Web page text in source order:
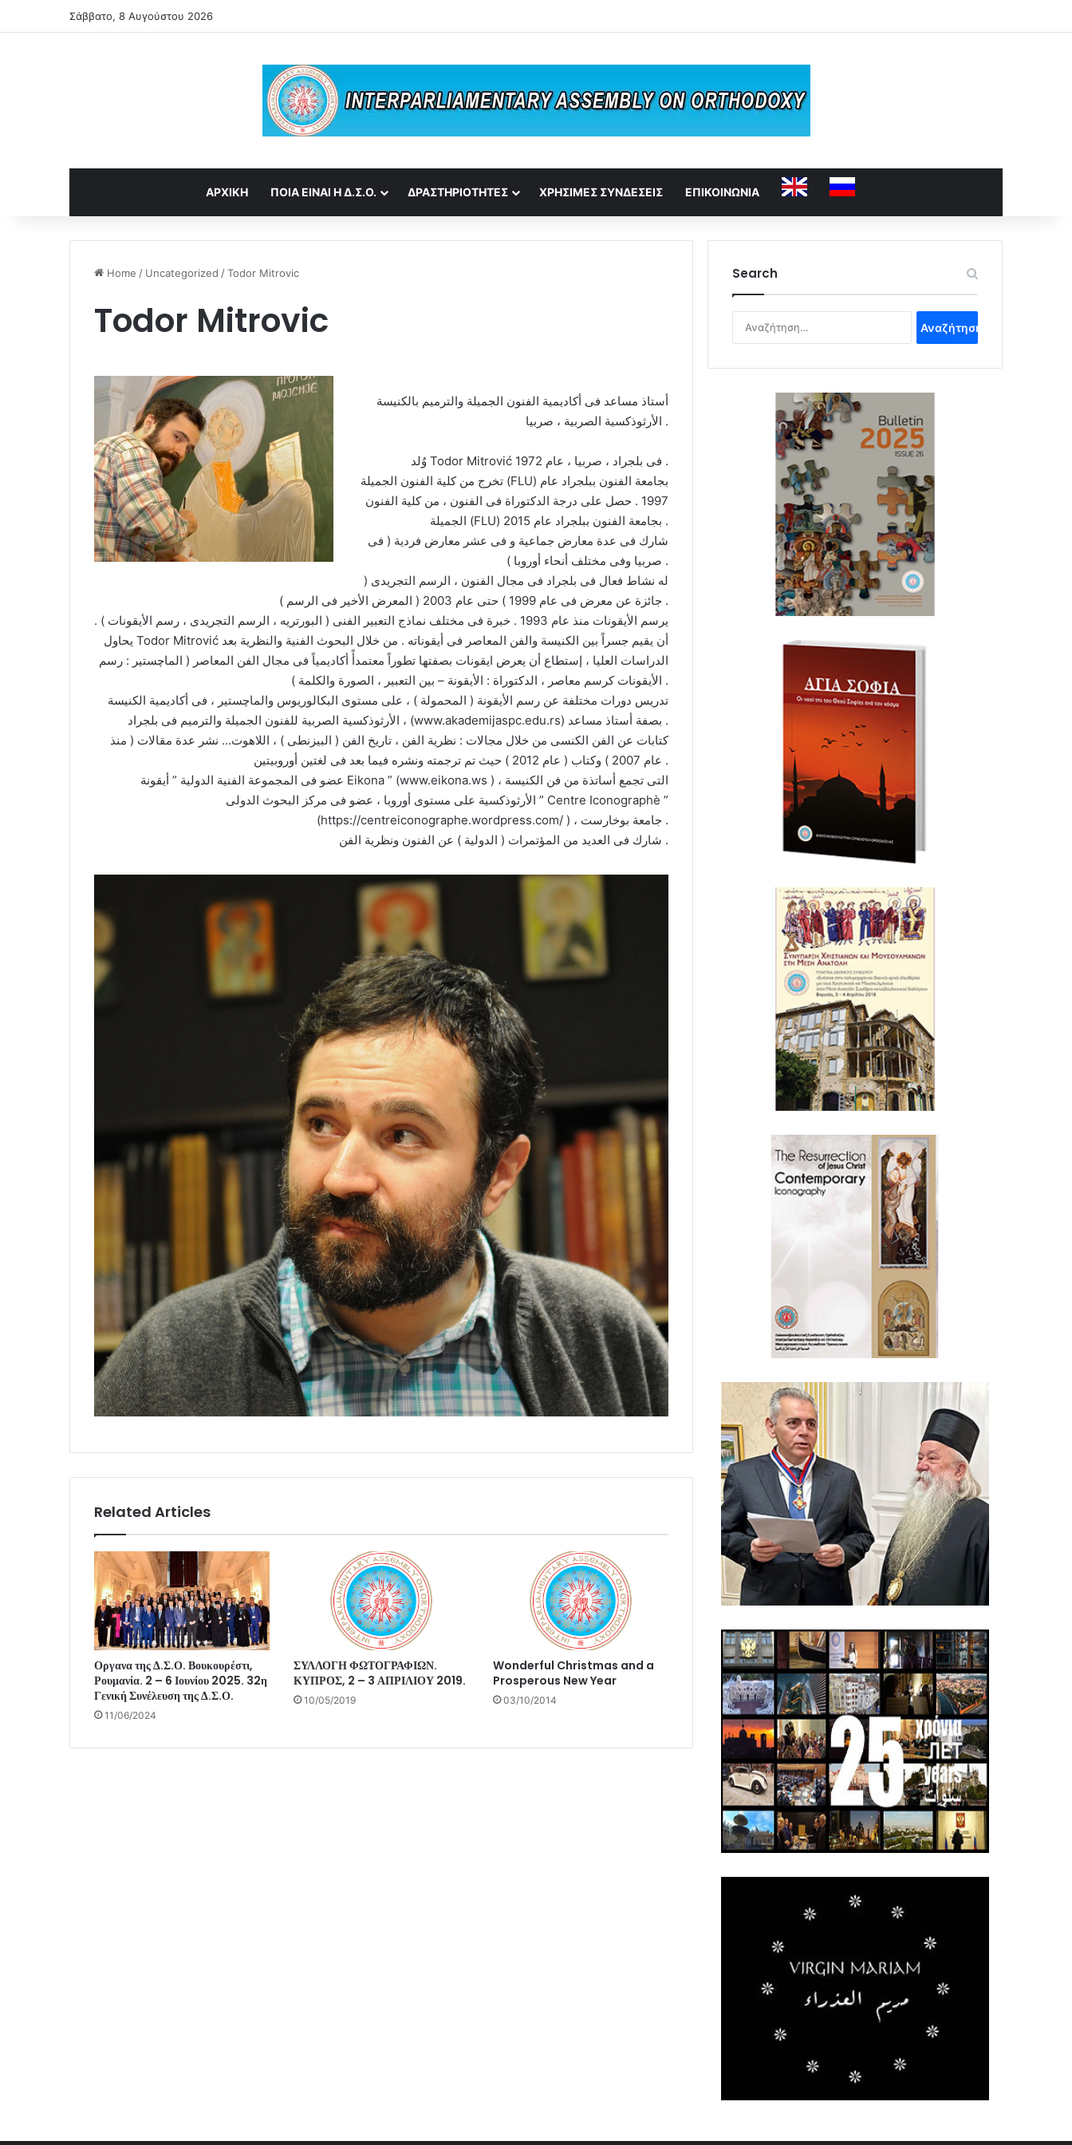
Σάββατο, 8 Αυγούστου 2026
ΑΡΧΙΚΗ ΠΟΙΑ ΕΙΝΑΙ Η Δ.Σ.Ο. ΔΡΑΣΤΗΡΙΟΤΗΤΕΣ ΧΡΗΣΙΜΕΣ ΣΥΝΔΕΣΕΙΣ ΕΠΙΚΟΙΝΩΝΙΑ
Home / Uncategorized /Todor Mitrovic
Todor Mitrovic
أستاذ مساعد فى أكاديمية الفنون الجميلة والترميم بالكنيسة
الأرثوذكسية الصربية ، صربيا .
وُلد Todor Mitrović فى بلجراد ، صربيا ، عام 1972 .
تخرج من كلية الفنون الجميلة (FLU) بجامعة الفنون ببلجراد عام
1997 . حصل على درجة الدكتوراة فى الفنون ، من كلية الفنون
الجميلة (FLU) بجامعة الفنون ببلجراد عام 2015 .
شارك فى عدة معارض جماعية و فى عشر معارض فردية ( فى
صربيا وفى مختلف أنحاء أوروبا ) .
له نشاط فعال فى بلجراد فى مجال الفنون ، الرسم التجريدى (
جائزة عن معرض فى عام 1999 ) حتى عام 2003 ( المعرض الأخير فى الرسم ) .
يرسم الأيقونات منذ عام 1993 . خبرة فى مختلف نماذج التعبير الفنى ( البورتريه ، الرسم التجريدى ، رسم الأيقونات ) .
يحاول Todor Mitrović أن يقيم جسراً بين الكنيسة والفن المعاصر فى أيقوناته . من خلال البحوث الفنية والنظرية بعد
الدراسات العليا ، إستطاع أن يعرض ايقونات بصفتها تطوراً معتمدأً أكاديمياً فى مجال الفن المعاصر ( الماچستير : رسم
الأيقونات كرسم معاصر ، الدكتوراة : الأيقونة – بين التعبير ، الصورة والكلمة ) .
تدريس دورات مختلفة عن رسم الأيقونة ( المحمولة ) ، على مستوى البكالوريوس والماچستير ، فى أكاديمية الكنيسة
الأرثوذكسية الصربية للفنون الجميلة والترميم فى بلجراد ، (www.akademijaspc.edu.rs) بصفة أستاذ مساعد .
كتابات عن الفن الكنسى من خلال مجالات : نظرية الفن ، تاريخ الفن ( البيزنطى ) ، اللاهوت… نشر عدة مقالات ( منذ
عام 2007 ) وكتاب ( عام 2012 ) حيث تم ترجمته ونشره فيما بعد فى لغتين أوروبيتين .
عضو فى المجموعة الفنية الدولية ” أيقونة Eikona ” (www.eikona.ws ) ، التى تجمع أساتذة من فن الكنيسة
الأرثوذكسية على مستوى أوروبا ، عضو فى مركز البحوث الدولى ” Centre Iconographè ”
(https://centreiconographe.wordpress.com/ ) ، جامعة بوخارست .
شارك فى العديد من المؤتمرات ( الدولية ) عن الفنون ونظرية الفن .
Related Articles
Οργανα της Δ.Σ.Ο. Βουκουρέστι,
Ρουμανία. 2 – 6 Ιουνίου 2025. 32η
Γενική Συνέλευση της Δ.Σ.Ο.
11/06/2024
ΣΥΛΛΟΓΗ ΦΩΤΟΓΡΑΦΙΩΝ.
ΚΥΠΡΟΣ, 2 – 3 ΑΠΡΙΛΙΟΥ 2019.
10/05/2019
Wonderful Christmas and a
Prosperous New Year
03/10/2014
Search
για: